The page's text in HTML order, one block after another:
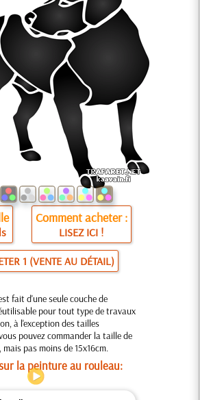
Comment acheter :
LISEZ ICI !
1 (VENTE AU DÉTAIL)
fait d'une seule couche de
pour tout type de travaux
à l'exception des tailles
pouvez commander la taille de
pas moins de 15x16cm.
la peinture au rouleau: